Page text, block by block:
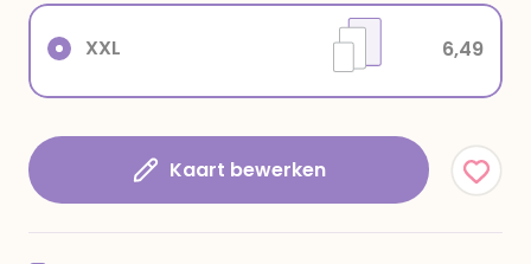
XXL 6,49
Kaart bewerken